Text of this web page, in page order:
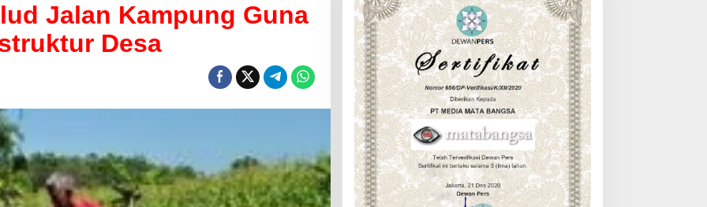
Jalan Kampung Guna
Desa